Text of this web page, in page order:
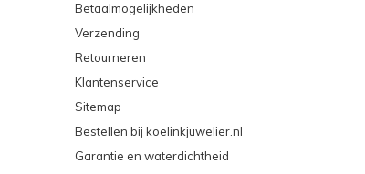
Betaalmogelijkheden
Verzending
Retourneren
Klantenservice
Sitemap
Bestellen bij koelinkjuwelier.nl
Garantie en waterdichtheid